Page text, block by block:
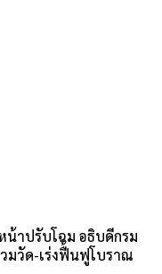
น้าปรับโฉม อธิบดีกรม
มวัด-เร่งฟื้นฟูโบราณ